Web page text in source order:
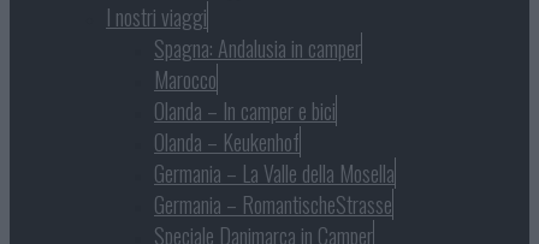
I nostri viaggi
Spagna: Andalusia in camper
Marocco
Olanda – In camper e bici
Olanda – Keukenhof
Germania – La Valle della Mosella
Germania – RomantischeStrasse
Speciale Danimarca in Camper